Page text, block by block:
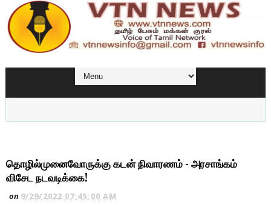
தொழில்முனைவோருக்கு கடன் நிவாரணம் - அரசாங்கம்
விசேட நடவடிக்கை!
on 9/29/2022 07:45:00 AM